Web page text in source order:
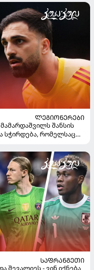
ᲚᲔᲒᲘᲝᲜᲔᲠᲔᲑᲘ
შანსის
სჭირდება, რომელსაც
ᲡᲐᲤᲠᲐᲜᲒᲔᲗᲘ
შევალიეს - ვინ იქნება